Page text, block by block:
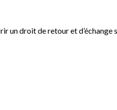
un droit de retour et d’échange